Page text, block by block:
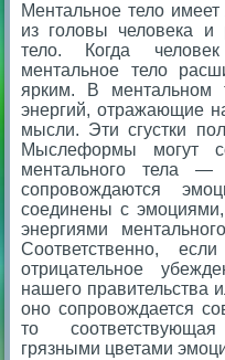
Ментальное тело
из головы человека и
тело. Когда
ментальное тело
ярким. В ментальном
энергий, отражающие
мысли. Эти сгустки
Мыслеформы могут
ментального тела
сопровождаются
соединены с
энергиями
Соответственно,
отрицательное
нашего правительства
оно сопровождается
то
грязными цветами